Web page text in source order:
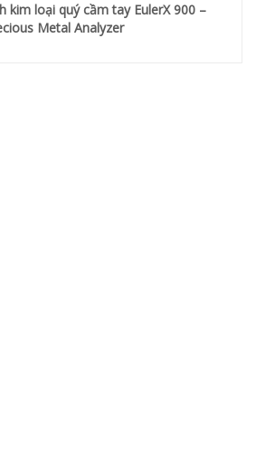
kim loại quý cầm tay EulerX 900 –
Metal Analyzer